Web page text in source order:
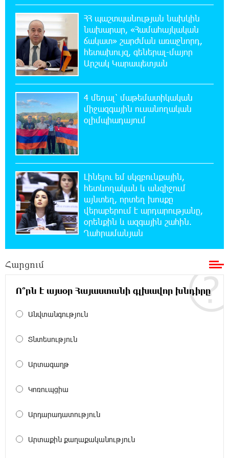
18:49:45 6-08-2026
Իսրայելի ՊԲ-ն հարձակվել է Լիբանանում
«Հըզբոլլահ»-ի հրամանատարական կետերի
և պահեստների վրա
18:30:50 6-08-2026
«Ռեալ Մադրիդ»-ն ու «ՌԲ Լայպցիգը»
համաձայնության են եկել Յան Դիոմանդեի
տրանսֆերի վերաբերյալ
18:19:28 6-08-2026
Այսօրվա կառավարությունը ուսանողներին
առաջարկում է պահանջարկ չունեցող
մասնագիտություններ. Ատոմ Մխիթարյան
18:03:08 6-08-2026
Հայրենիքը փոքրանում է մեր աչքերի առաջ․
ազգային ողբերգություն է․ Ավետիք
Չալաբյան
Չպետք է լռել, պետք է խոսել Բաքվի ռեժիմի
ապօրինի «դատավճիռներից». Էդուարդ
Շարմազանով
Սամվել Կարապետյանը «ամբողջ
հայության խայտառակություն» է անվանել
դատավարությունը
17:00:30 6-08-2026
ունենալու է հետևանքներ․ Նարեկ
ՀՀ պաշտպանության նախկին
նախարար, «Համահայկական
ճակատ» շարժման առաջնորդ,
հետախույզ, գեներալ-մայոր
Արշակ Կարապետյան
4 մեդալ՝ մաթեմատիկական
միջազգային ուսանողական
օլիմպիադայում
Լինելու եմ սկզբունքային,
հետևողական և անզիջում
այնտեղ, որտեղ խոսքը
վերաբերում է արդարությանը,
օրենքին և ազգային շահին.
Ղահրամանյան
Հարցում
Ո՞րն է այսօր Հայաստանի գլխավոր խնդիրը
Անվտանգություն
Տնտեսություն
Արտագաղթ
Կոռուպցիա
Արդարադատություն
Արտաքին քաղաքականություն